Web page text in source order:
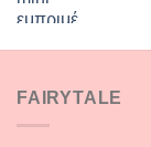
FAIRYTALE